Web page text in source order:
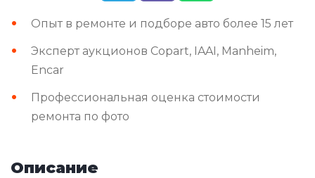
Опыт в ремонте и подборе авто более 15 лет
Эксперт аукционов Copart, IAAI, Manheim,
Encar
Профессиональная оценка стоимости
ремонта по фото
Описание